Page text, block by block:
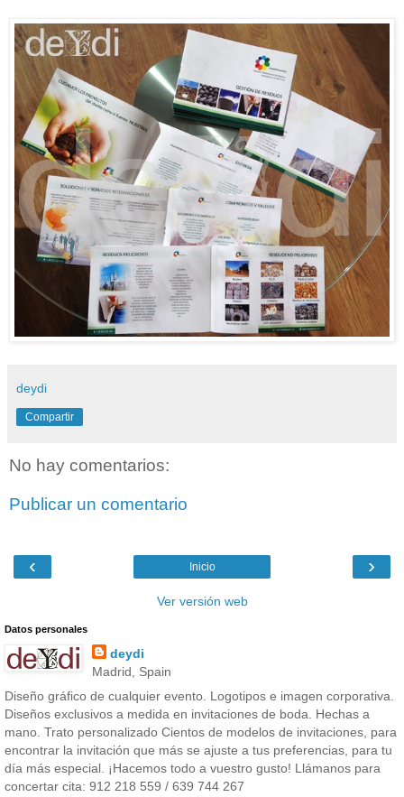
deydi
Compartir
No hay comentarios:
Publicar un comentario
‹ ›
Inicio
Ver versión web
Datos personales
deydi
Madrid, Spain
Diseño gráfico de cualquier evento. Logotipos e imagen corporativa.
Diseños exclusivos a medida en invitaciones de boda. Hechas a
mano. Trato personalizado Cientos de modelos de invitaciones, para
encontrar la invitación que más se ajuste a tus preferencias, para tu
día más especial. ¡Hacemos todo a vuestro gusto! Llámanos para
concertar cita: 912 218 559 / 639 744 267